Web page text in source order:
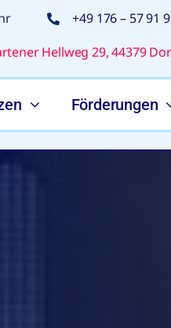
+49 176 – 57 91
Hellweg 29, 44379
Förderungen